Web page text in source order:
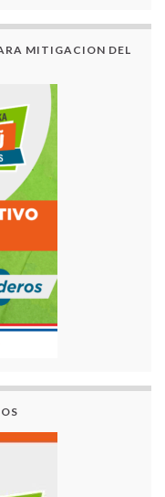
MITIGACION DEL